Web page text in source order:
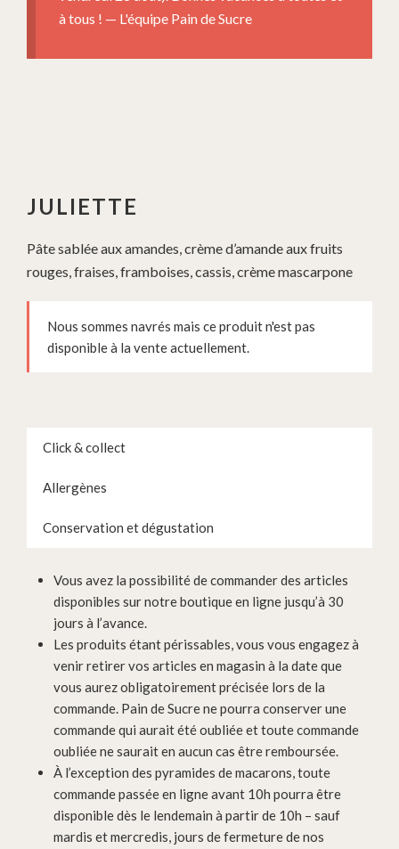
à tous ! — L'équipe Pain de Sucre
JULIETTE
Pâte sablée aux amandes, crème d’amande aux fruits
rouges, fraises, framboises, cassis, crème mascarpone
Nous sommes navrés mais ce produit n'est pas
disponible à la vente actuellement.
Click & collect
Allergènes
Conservation et dégustation
Vous avez la possibilité de commander des articles
disponibles sur notre boutique en ligne jusqu’à 30
jours à l’avance.
Les produits étant périssables, vous vous engagez à
venir retirer vos articles en magasin à la date que
vous aurez obligatoirement précisée lors de la
commande. Pain de Sucre ne pourra conserver une
commande qui aurait été oubliée et toute commande
oubliée ne saurait en aucun cas être remboursée.
À l’exception des pyramides de macarons, toute
commande passée en ligne avant 10h pourra être
disponible dès le lendemain à partir de 10h – sauf
mardis et mercredis, jours de fermeture de nos